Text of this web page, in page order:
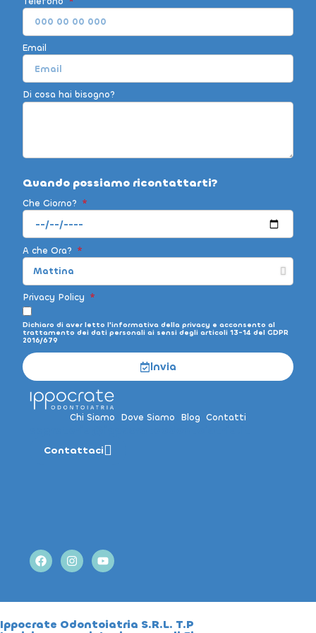
Email
Di cosa hai bisogno?
Quando possiamo ricontattarti?
Che Giorno?
A che Ora?
Privacy Policy
Dichiaro di aver letto l'informativa della privacy e acconsento al
trattamento dei dati personali ai sensi degli articoli 13-14 del GDPR
2016/679
Invia
Chi Siamo Dove Siamo Blog Contatti
Contattaci
Ippocrate Odontoiatria S.R.L. T.P